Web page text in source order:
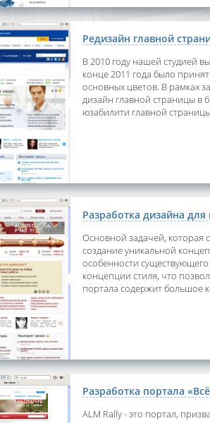
Редизайн главной
В 2010 году нашей студией
конце 2011 года было
основных цветов. В рамках
дизайн главной страницы в
юзабилити главной
Разработка дизайна
Основной задачей, которая
создание уникальной
особенности
концепции стиля, что
портала содержит большое
Разработка портала
ALM Rally - это портал,